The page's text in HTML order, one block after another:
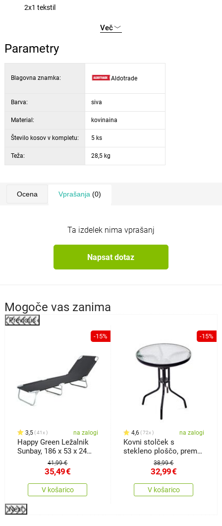
2x1 tekstil
Več
Parametry
Blagovna znamka: Aldotrade
Barva: siva
Material: kovinaina
Število kosov v kompletu: 5 ks
Teža: 28,5 kg
Ocena Vprašanja (0)
Ta izdelek nima vprašanj
Napsat dotaz
Mogoče vas zanima
Previous
-15%
3,5 41x na zalogi
Happy Green Ležalnik
Sunbay, 186 x 53 x 24
41,99 €
35,49€
V košarico
-15%
4,6 72x na zalogi
Kovni stolček s
stekleno ploščo, premer
38,99 €
32,99€
V košarico
Next